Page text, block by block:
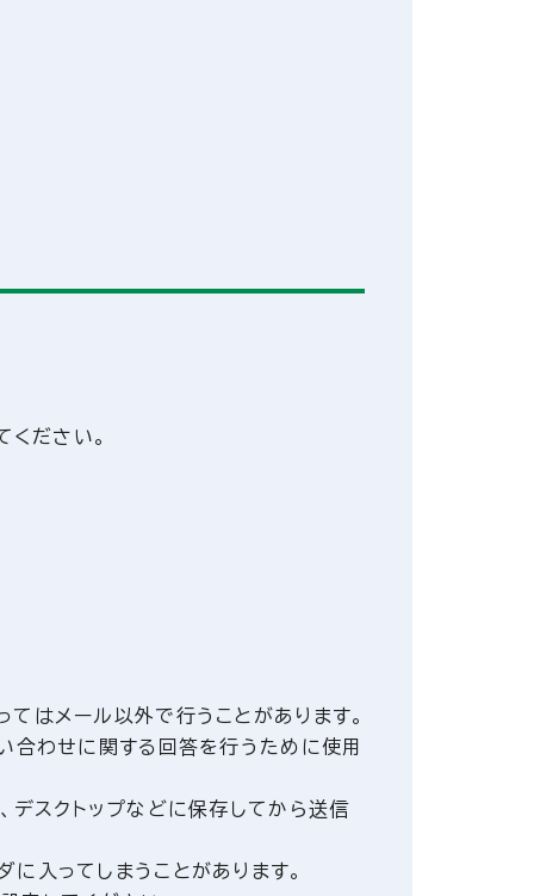
ください。
はメール以外で行うことがあります。
合わせに関する回答を行うために使用
デスクトップなどに保存してから送信
入ってしまうことがあります。